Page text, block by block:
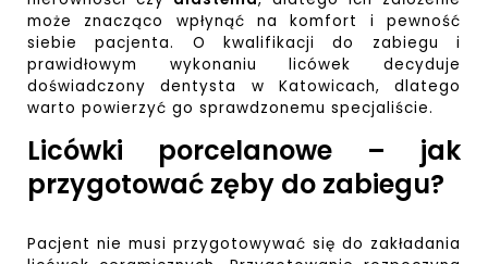
może znacząco wpłynąć na komfort i pewność
siebie pacjenta. O kwalifikacji do zabiegu i
prawidłowym wykonaniu licówek decyduje
doświadczonydentysta w Katowicach, dlatego
warto powierzyć go sprawdzonemu specjaliście.
Licówki porcelanowe – jak
przygotować zęby do zabiegu?
Pacjent nie musi przygotowywać się do zakładania